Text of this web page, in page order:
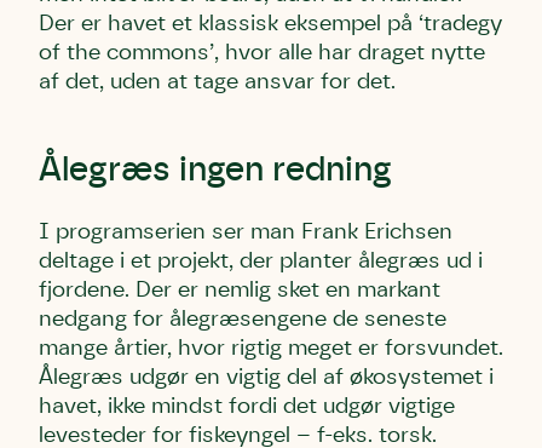
Der er havet et klassisk eksempel på ‘tradegy
of the commons’, hvor alle har draget nytte
af det, uden at tage ansvar for det.
Ålegræs ingen redning
I programserien ser man Frank Erichsen
deltage i et projekt, der planter ålegræs ud i
fjordene. Der er nemlig sket en markant
nedgang for ålegræsengene de seneste
mange årtier, hvor rigtig meget er forsvundet.
Ålegræs udgør en vigtig del af økosystemet i
havet, ikke mindst fordi det udgør vigtige
levesteder for fiskeyngel – f-eks. torsk.
Du skriver under på
Test
Skriv under nu
Du skriver under på
Endelig er kvashegnet også et godt
hjem for jordhumle, der nok er den
mest kendte af de danske humlebiarter.
Den store humlebi – eller brumbasse
som mange kalder den.
Andet punkt
Humlebier bestøver effektivt blomster
og afgrøder i din have.
Skriv under nu
Du skriver under på
Skriv under nu